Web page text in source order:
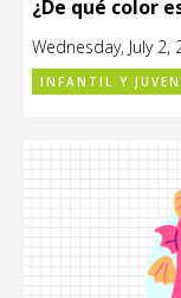
¿De qué color
Wednesday, July 2,
INFANTIL Y